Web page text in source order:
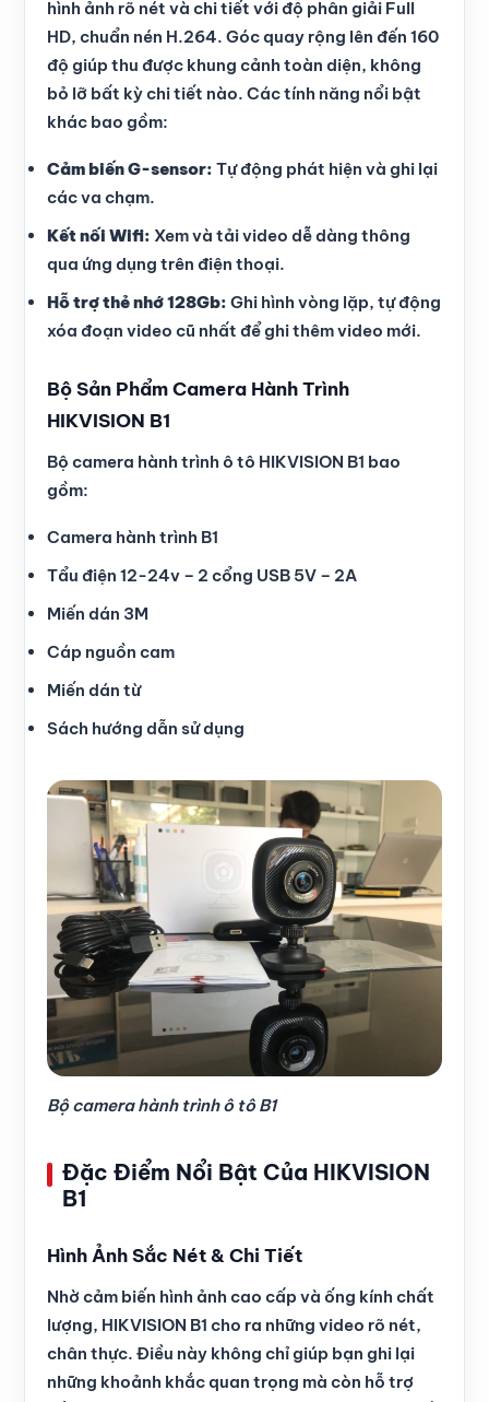
hình ảnh rõ nét và chi tiết với độ phân giải Full
HD, chuẩn nén H.264. Góc quay rộng lên đến 160
độ giúp thu được khung cảnh toàn diện, không
bỏ lỡ bất kỳ chi tiết nào. Các tính năng nổi bật
khác bao gồm:
Cảm biến G-sensor: Tự động phát hiện và ghi lại
các va chạm.
Kết nối Wifi: Xem và tải video dễ dàng thông
qua ứng dụng trên điện thoại.
Hỗ trợ thẻ nhớ 128Gb: Ghi hình vòng lặp, tự động
xóa đoạn video cũ nhất để ghi thêm video mới.
Bộ Sản Phẩm Camera Hành Trình
HIKVISION B1
Bộ camera hành trình ô tô HIKVISION B1 bao
gồm:
Camera hành trình B1
Tẩu điện 12-24v – 2 cổng USB 5V – 2A
Miến dán 3M
Cáp nguồn cam
Miến dán từ
Sách hướng dẫn sử dụng
Bộ camera hành trình ô tô B1
Đặc Điểm Nổi Bật Của HIKVISION
B1
Hình Ảnh Sắc Nét & Chi Tiết
Nhờ cảm biến hình ảnh cao cấp và ống kính chất
lượng, HIKVISION B1 cho ra những video rõ nét,
chân thực. Điều này không chỉ giúp bạn ghi lại
những khoảnh khắc quan trọng mà còn hỗ trợ